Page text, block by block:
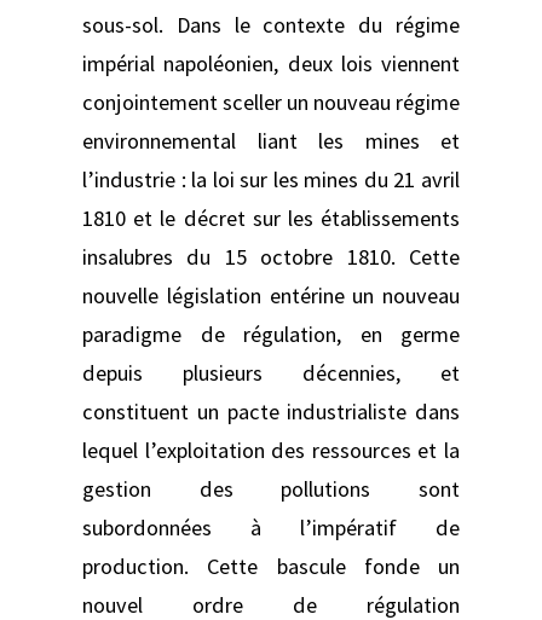
sous-sol. Dans le contexte du régime
impérial napoléonien, deux lois viennent
conjointement sceller un nouveau régime
environnemental liant les mines et
l’industrie : la loi sur les mines du 21 avril
1810 et le décret sur les établissements
insalubres du 15 octobre 1810. Cette
nouvelle législation entérine un nouveau
paradigme de régulation, en germe
depuis plusieurs décennies, et
constituent un pacte industrialiste dans
lequel l’exploitation des ressources et la
gestion des pollutions sont
subordonnées à l’impératif de
production. Cette bascule fonde un
nouvel ordre de régulation